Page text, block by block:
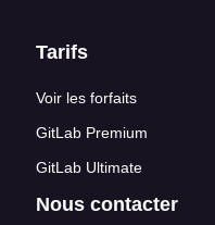
Liens en bas
Tarifs
Voir les forfaits
GitLab Premium
GitLab Ultimate
Nous contacter